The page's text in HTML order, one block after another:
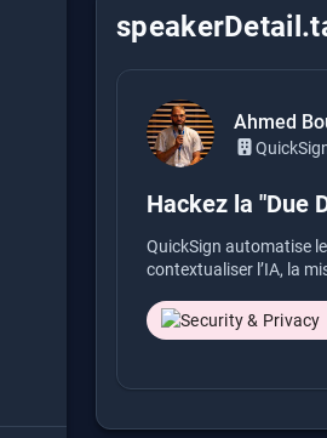
Ahmed
Hackez la "Due
QuickSign automatise
contextualiser l’IA, la